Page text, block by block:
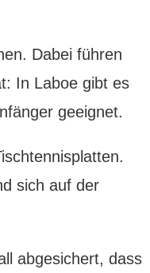
Dabei führen
In Laboe gibt es
geeignet.
sich auf der
abgesichert, dass